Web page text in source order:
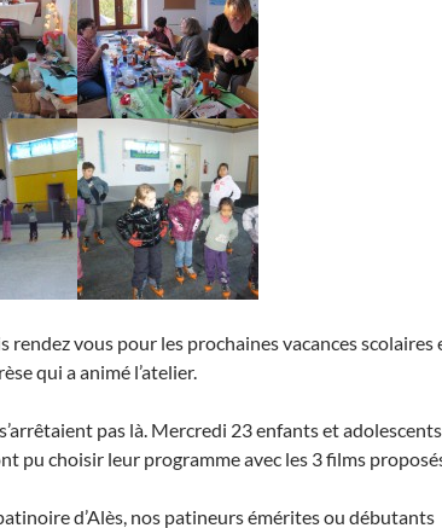
rendez vous pour les prochaines vacances scolaires
qui a animé l’atelier.
pas là. Mercredi 23 enfants et adolescents
pu choisir leur programme avec les 3 films
d’Alès, nos patineurs émérites ou débutants